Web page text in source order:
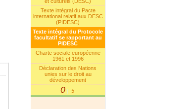
Texte intégral du Pacte
international relatif aux DESC
(PIDESC)
Texte intégral du Protocole
facultatif se rapportant au
PIDESC
Charte sociale européenne
1961 et 1996
Déclaration des Nations
unies sur le droit au
développement
0| 5